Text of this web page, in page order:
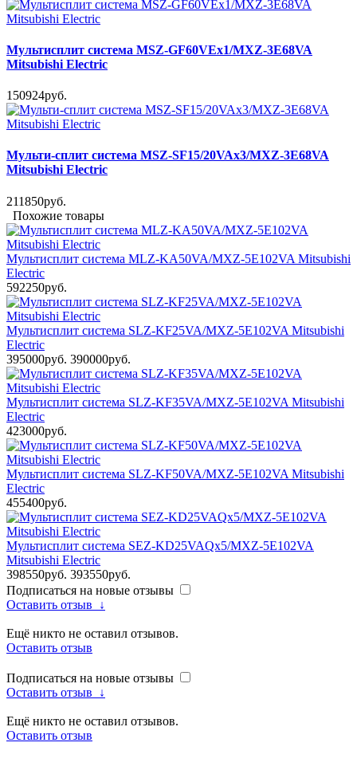
Мультисплит система MSZ-GF60VEx1/MXZ-3E68VA
Mitsubishi Electric
150924руб.
Мульти-сплит система MSZ-SF15/20VAx3/MXZ-3E68VA
Mitsubishi Electric
211850руб.
Похожие товары
Мультисплит система MLZ-KA50VA/MXZ-5E102VA Mitsubishi
Electric
592250руб.
Мультисплит система SLZ-KF25VA/MXZ-5E102VA Mitsubishi
Electric
395000руб. 390000руб.
Мультисплит система SLZ-KF35VA/MXZ-5E102VA Mitsubishi
Electric
423000руб.
Мультисплит система SLZ-KF50VA/MXZ-5E102VA Mitsubishi
Electric
455400руб.
Мультисплит система SEZ-KD25VAQx5/MXZ-5E102VA
Mitsubishi Electric
398550руб. 393550руб.
Подписаться на новые отзывы
Оставить отзыв
↓
Ещё никто не оставил отзывов.
Оставить отзыв
Подписаться на новые отзывы
Оставить отзыв
↓
Ещё никто не оставил отзывов.
Оставить отзыв